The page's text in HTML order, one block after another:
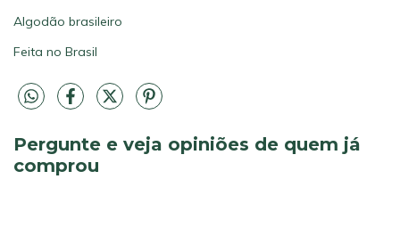
Algodão brasileiro
Feita no Brasil
Pergunte e veja opiniões de quem já
comprou